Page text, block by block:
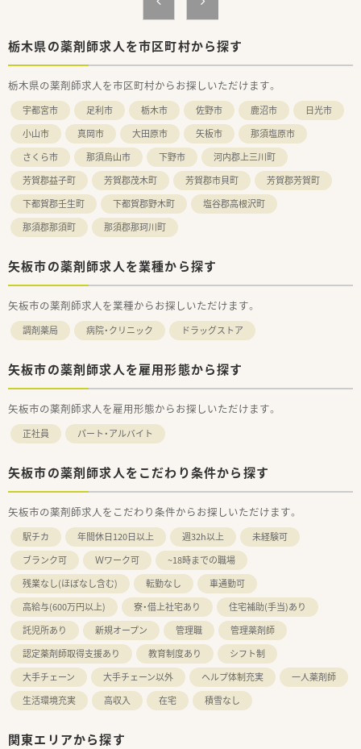
栃木県の薬剤師求人を市区町村から探す
栃木県の薬剤師求人を市区町村からお探しいただけます。
宇都宮市 足利市 栃木市 佐野市 鹿沼市
日光市
小山市
真岡市 大田原市 矢板市
那須塩原市
さくら市
那須烏山市 下野市
河内郡上三川町
芳賀郡益子町
芳賀郡茂木町 芳賀郡市貝町
芳賀郡芳賀町
下都賀郡壬生町
下都賀郡野木町
塩谷郡高根沢町
那須郡那須町
那須郡那珂川町
矢板市の薬剤師求人を業種から探す
矢板市の薬剤師求人を業種からお探しいただけます。
調剤薬局 病院・クリニック ドラッグストア
矢板市の薬剤師求人を雇用形態から探す
矢板市の薬剤師求人を雇用形態からお探しいただけます。
正社員 パート・アルバイト
矢板市の薬剤師求人をこだわり条件から探す
矢板市の薬剤師求人をこだわり条件からお探しいただけます。
駅チカ 年間休日120日以上 週32h以上
未経験可
ブランク可
Ｗワーク可
~18時までの職場
残業なし(ほぼなし含む)
転勤なし
車通勤可
高給与(600万円以上)
寮・借上社宅あり
住宅補助(手当)あり
託児所あり
新規オープン 管理職
管理薬剤師
認定薬剤師取得支援あり
教育制度あり
シフト制
大手チェーン
大手チェーン以外 ヘルプ体制充実
一人薬剤師
生活環境充実
高収入 在宅 積雪なし
関東エリアから探す